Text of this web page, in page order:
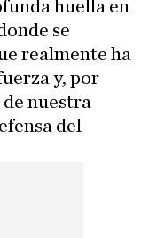
huella en
se
realmente ha
y, por
nuestra
del